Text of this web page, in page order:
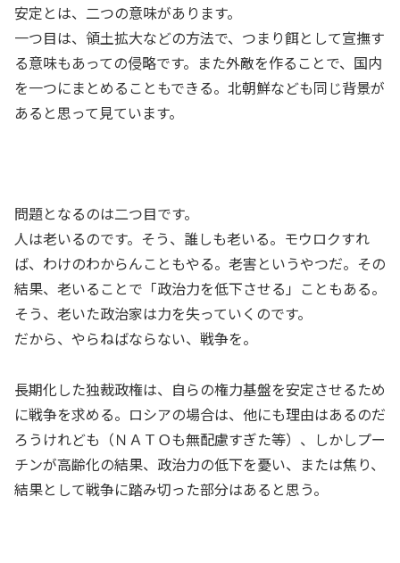
安定とは、二つの意味があります。
一つ目は、領土拡大などの方法で、つまり餌として宣撫す
る意味もあっての侵略です。また外敵を作ることで、国内
を一つにまとめることもできる。北朝鮮なども同じ背景が
あると思って見ています。
問題となるのは二つ目です。
人は老いるのです。そう、誰しも老いる。モウロクすれ
ば、わけのわからんこともやる。老害というやつだ。その
結果、老いることで「政治力を低下させる」こともある。
そう、老いた政治家は力を失っていくのです。
だから、やらねばならない、戦争を。
長期化した独裁政権は、自らの権力基盤を安定させるため
に戦争を求める。ロシアの場合は、他にも理由はあるのだ
ろうけれども（ＮＡＴＯも無配慮すぎた等）、しかしプー
チンが高齢化の結果、政治力の低下を憂い、または焦り、
結果として戦争に踏み切った部分はあると思う。